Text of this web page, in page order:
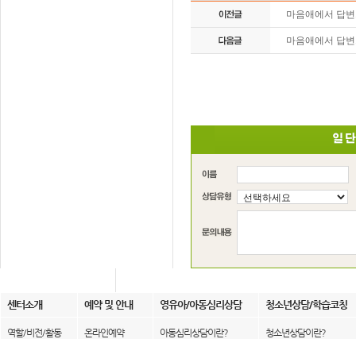
마음애에서 답
마음애에서 답
센터소개 예약 및 안내 영유아/아동심리상담 청소년상담/학습코칭
역할/비전/활동
온라인예약
아동심리상담이란?
청소년상담이란?